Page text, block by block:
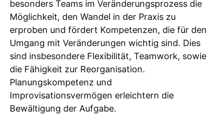
besonders Teams im Veränderungsprozess die
Möglichkeit, den Wandel in der Praxis zu
erproben und fördert Kompetenzen, die für den
Umgang mit Veränderungen wichtig sind. Dies
sind insbesondere Flexibilität, Teamwork, sowie
die Fähigkeit zur Reorganisation.
Planungskompetenz und
Improvisationsvermögen erleichtern die
Bewältigung der Aufgabe.